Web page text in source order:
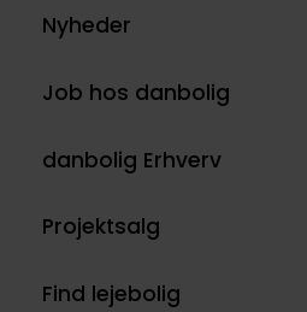
Nyheder
Job hos danbolig
danbolig Erhverv
Projektsalg
Find lejebolig